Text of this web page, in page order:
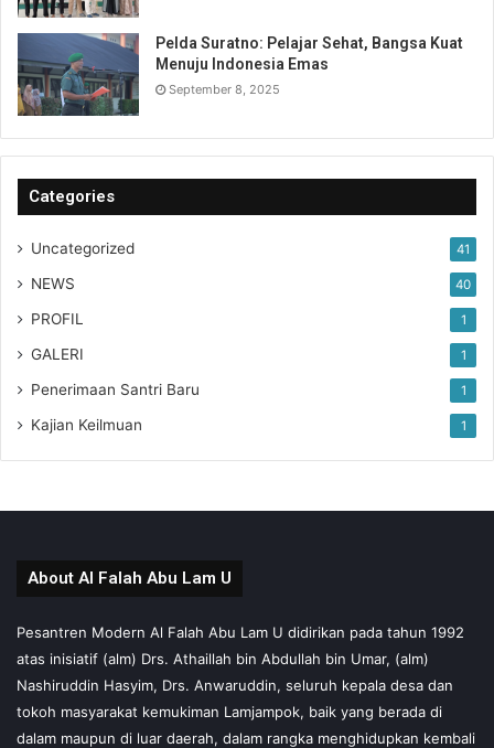
Pelda Suratno: Pelajar Sehat, Bangsa Kuat
Menuju Indonesia Emas
September 8, 2025
Categories
Uncategorized 41
NEWS 40
PROFIL 1
GALERI 1
Penerimaan Santri Baru 1
Kajian Keilmuan 1
About Al Falah Abu Lam U
Pesantren Modern Al Falah Abu Lam U didirikan pada tahun 1992
atas inisiatif (alm) Drs. Athaillah bin Abdullah bin Umar, (alm)
Nashiruddin Hasyim, Drs. Anwaruddin, seluruh kepala desa dan
tokoh masyarakat kemukiman Lamjampok, baik yang berada di
dalam maupun di luar daerah, dalam rangka menghidupkan kembali